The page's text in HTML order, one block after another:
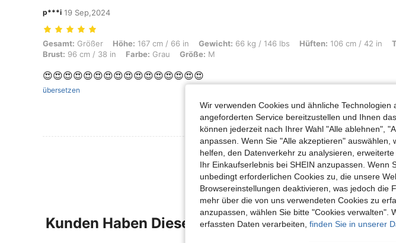
p***i 19 Sep,2024
Gesamt: Größer, Höhe: 167 cm / 66 in, Gewicht: 66 kg / 146 lbs, Hüften: 106 cm / 42 in, Taille: 73 cm / 29 in,
Gesamt: Größer Höhe: 167 cm / 66 in Gewicht: 66 kg / 146 lbs Hüften: 106 cm / 42 in
Brust: 96 cm / 38 in Farbe: Grau Größe: M
😍😍😍😍😍😍😍😍😍😍😍😍😍😍😍😍
übersetzen
Mehr Bewertungen Ansehen
Kunden Haben Diese Artikel Auch Angeschaut
Wir verwenden Cookies und ähnliche
angeforderten Service bereitzustellen und Ihnen
können jederzeit nach Ihrer Wahl "Alle ablehnen",
anpassen. Wenn Sie "Alle akzeptieren"
helfen, den Datenverkehr zu analysieren,
Ihr Einkaufserlebnis bei SHEIN anzupassen. Wenn
unbedingt erforderlichen Cookies zu, die unsere
Browsereinstellungen deaktivieren, was jedoch die
mehr über die von uns verwendeten Cookies zu
anzupassen, wählen Sie bitte "Cookies verwalten".
erfassten Daten verarbeiten, finden Sie in unserer